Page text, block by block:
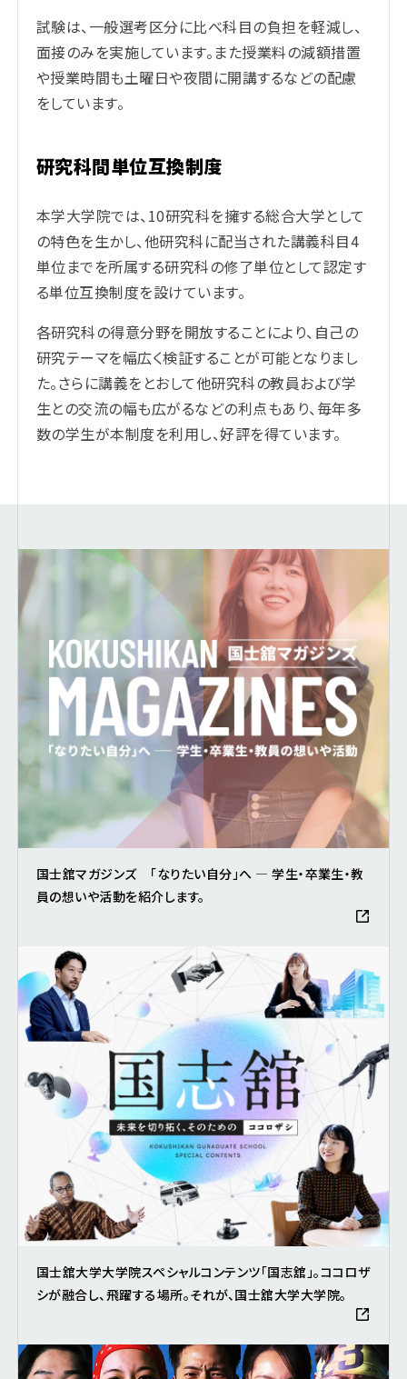
試験は、一般選考区分に比べ科目の負担を軽減し、
面接のみを実施しています。また授業料の減額措置
や授業時間も土曜日や夜間に開講するなどの配慮
をしています。
研究科間単位互換制度
本学大学院では、10研究科を擁する総合大学として
の特色を生かし、他研究科に配当された講義科目4
単位までを所属する研究科の修了単位として認定す
る単位互換制度を設けています。
各研究科の得意分野を開放することにより、自己の
研究テーマを幅広く検証することが可能となりまし
た。さらに講義をとおして他研究科の教員および学
生との交流の幅も広がるなどの利点もあり、毎年多
数の学生が本制度を利用し、好評を得ています。
国士舘マガジンズ 「なりたい自分」へ ― 学生・卒業生・教
員の想いや活動を紹介します。
国士舘大学大学院スペシャルコンテンツ「国志舘」。ココロザ
シが融合し、飛躍する場所。それが、国士舘大学大学院。